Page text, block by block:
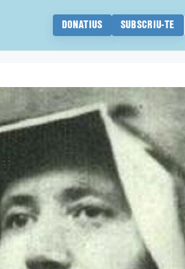
DONATIUS SUBSCRIU-TE